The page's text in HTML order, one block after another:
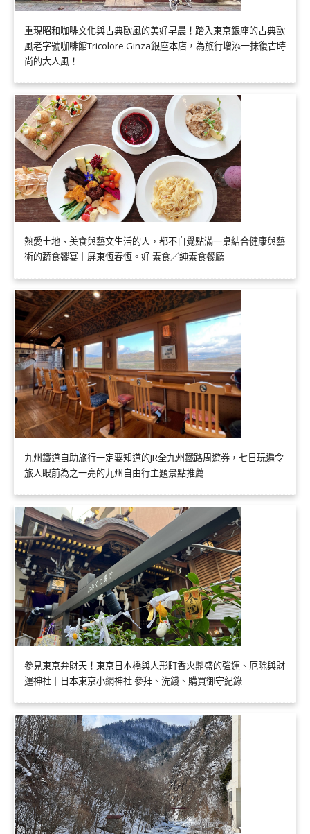
重現昭和咖啡文化與古典歐風的美好早晨！踏入東京銀座的古典歐
風老字號咖啡館Tricolore Ginza銀座本店，為旅行增添一抹復古時
尚的大人風！
熱愛土地、美食與藝文生活的人，都不自覺點滿一桌結合健康與藝
術的蔬食饗宴｜屏東恆春恆。好 素食／純素食餐廳
九州鐵道自助旅行一定要知道的JR全九州鐵路周遊券，七日玩遍令
旅人眼前為之一亮的九州自由行主題景點推薦
參見東京弁財天！東京日本橋與人形町香火鼎盛的強運、厄除與財
運神社｜日本東京小網神社 參拜、洗錢、購買御守紀錄